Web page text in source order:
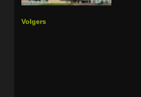
Volgers